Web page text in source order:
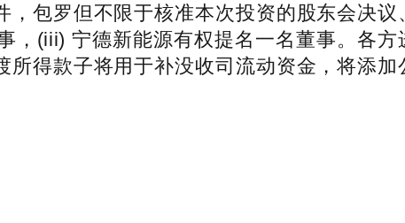
包罗但不限于核准本次投资的股东会决议
(iii) 宁德新能源有权提名一名董事。各方
得款子将用于补没收司流动资金，将添加